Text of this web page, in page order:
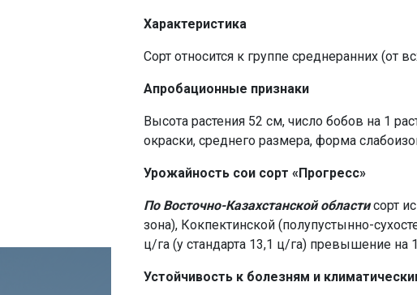
Характеристика
Сорт относится к группе среднеранних (от
Апробационные признаки
Высота растения 52 см, число бобов на 1
окраски, среднего размера, форма
Урожайность сои сорт «Прогресс»
По Восточно-Казахстанской областисорт
зона), Кокпектинской (полупустынно-
ц/га (у стандарта 13,1 ц/га) превышение на
Устойчивость к болезням и